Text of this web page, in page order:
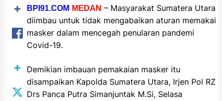
BPI91.COM MEDAN – Masyarakat Sumatera Utara
diimbau untuk tidak mengabaikan aturan memakai
masker dalam mencegah penularan pandemi
Covid-19.
Demikian imbauan pemakaian masker itu
disampaikan Kapolda Sumatera Utara, Irjen Pol RZ
Drs Panca Putra Simanjuntak M.Si, Selasa